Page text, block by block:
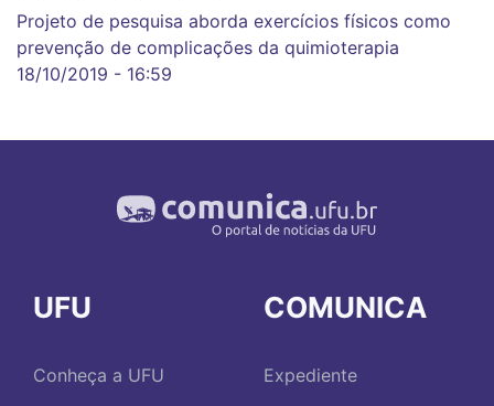
Projeto de pesquisa aborda exercícios físicos como
prevenção de complicações da quimioterapia
18/10/2019 - 16:59
UFU
Conheça a UFU
COMUNICA
Expediente